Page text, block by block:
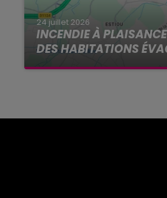
24 juillet 2026
INCENDIE À
DES HABITATIONS
Alors que la Haute-